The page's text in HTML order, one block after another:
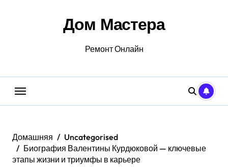
Дом Мастера
Ремонт Онлайн
Домашняя
Uncategorised
Биография Валентины Курдюковой — ключевые
этапы жизни и триумфы в карьере